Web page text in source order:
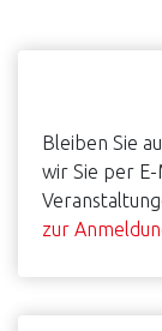
Bleiben Sie
wir Sie per
zur